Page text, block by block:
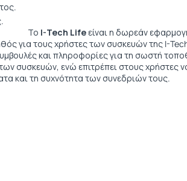
I-Tech Life είναι η δωρεάν
για τους χρήστες των συσκευών της I-
και πληροφορίες για τη σωστή
συσκευών, ενώ επιτρέπει στους χρήστες
και τη συχνότητα των συνεδριών τους.